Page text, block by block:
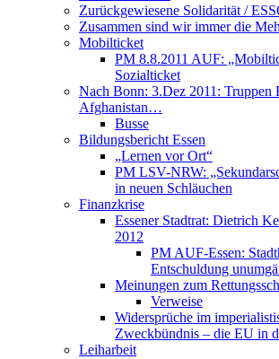
Zurückgewiesene Solidarität /
Zusammen sind wir immer die
Mobilticket
PM 8.8.2011 AUF:
Sozialticket
Nach Bonn: 3.Dez 2011: Truppen
Afghanistan…
Busse
Bildungsbericht Essen
„Lernen vor Ort“
PM LSV-NRW:
in neuen Schläuchen
Finanzkrise
Essener Stadtrat: Dietrich
2012
PM AUF-Essen:
Entschuldung
Meinungen zum
Verweise
Widersprüche im
Zweckbündnis – die EU in
Leiharbeit